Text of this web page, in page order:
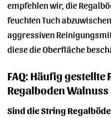
empfehlen wir, die
feuchten Tuch
aggressiven
diese die Oberfläche
FAQ: Häufig gestellte
Regalboden Walnuss
Sind die String